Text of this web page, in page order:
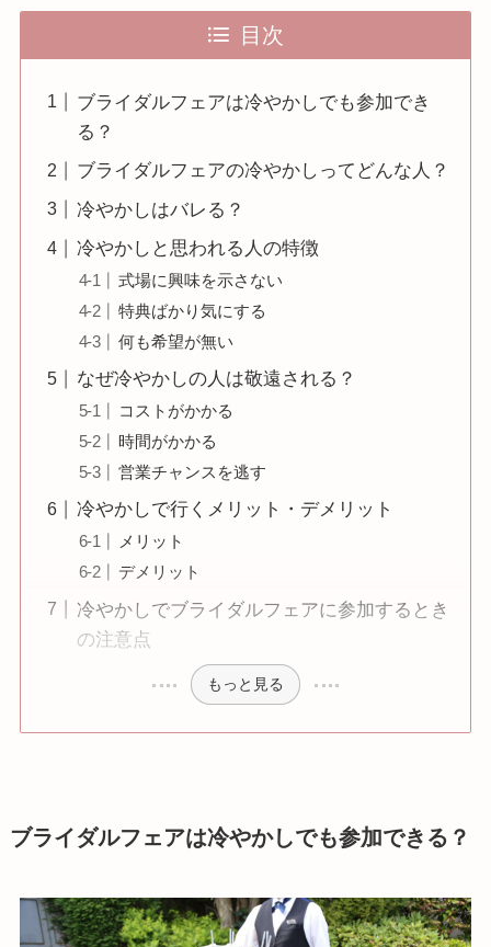
目次
ブライダルフェアは冷やかしでも参加でき
る？
ブライダルフェアの冷やかしってどんな人？
冷やかしはバレる？
冷やかしと思われる人の特徴
式場に興味を示さない
特典ばかり気にする
何も希望が無い
なぜ冷やかしの人は敬遠される？
コストがかかる
時間がかかる
営業チャンスを逃す
冷やかしで行くメリット・デメリット
メリット
デメリット
冷やかしでブライダルフェアに参加するとき
の注意点
もっと見る
ブライダルフェアは冷やかしでも参加できる？